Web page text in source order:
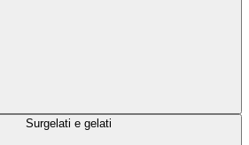
Surgelati e gelati